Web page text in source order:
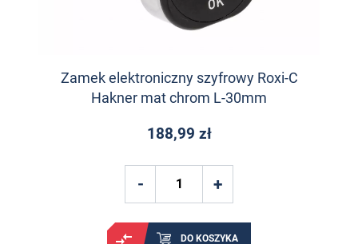
Zamek elektroniczny szyfrowy Roxi-C
Hakner mat chrom L-30mm
188,99 zł
DO KOSZYKA